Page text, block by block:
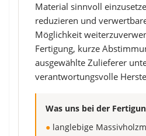
Material sinnvoll
reduzieren und
Möglichkeit
Fertigung, kurze
ausgewählte Zulieferer
verantwortungsvolle
Was uns bei der
● langlebige